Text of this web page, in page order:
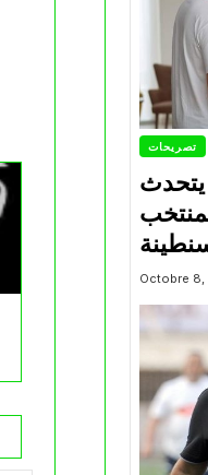
تصريحات
يتحدث
Octobre 8,